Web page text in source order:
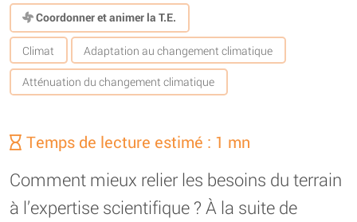
Coordonner et animer la T.E.
Climat Adaptation au changement climatique
Atténuation du changement climatique
Temps de lecture estimé : 1 mn
Comment mieux relier les besoins du terrain
à l’expertise scientifique ? À la suite de